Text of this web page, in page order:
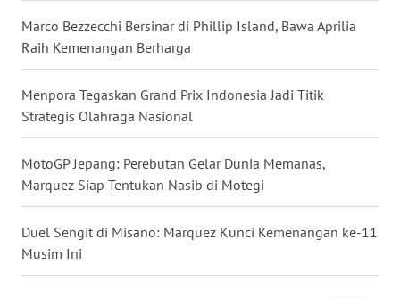
Marco Bezzecchi Bersinar di Phillip Island, Bawa Aprilia
Raih Kemenangan Berharga
Menpora Tegaskan Grand Prix Indonesia Jadi Titik
Strategis Olahraga Nasional
MotoGP Jepang: Perebutan Gelar Dunia Memanas,
Marquez Siap Tentukan Nasib di Motegi
Duel Sengit di Misano: Marquez Kunci Kemenangan ke-11
Musim Ini
WN
KARO
WN
SIMALUNGUN
WN
LABUHANBATU
WN
TAPANULI